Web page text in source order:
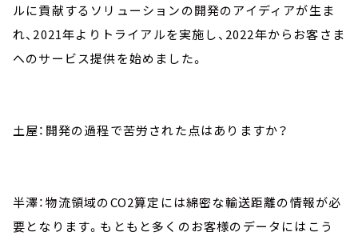
ルに貢献するソリューションの開発のアイディアが生ま
れ、2021年よりトライアルを実施し、2022年からお客さま
へのサービス提供を始めました。
土屋：開発の過程で苦労された点はありますか？
半澤：物流領域のCO2算定には綿密な輸送距離の情報が必
要となります。もともと多くのお客様のデータにはこう